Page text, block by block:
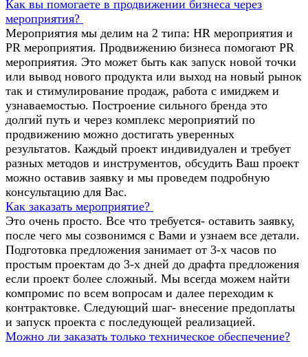
Как вы помогаете в продвижении бизнеса через
мероприятия?
Мероприятия мы делим на 2 типа: HR мероприятия и
PR мероприятия. Продвижению бизнеса помогают PR
мероприятия. Это может быть как запуск новой точки
или вывод нового продукта или выход на новый рынок
так и стимулирование продаж, работа с имиджем и
узнаваемостью. Построение сильного бренда это
долгий путь и через комплекс мероприятий по
продвижению можно достигать уверенных
результатов. Каждый проект индивидуален и требует
разных методов и инструментов, обсудить Ваш проект
можно оставив заявку и мы проведем подробную
консультацию для Вас.
Как заказать мероприятие?
Это очень просто. Все что требуется- оставить заявку,
после чего мы созвонимся с Вами и узнаем все детали.
Подготовка предложения занимает от 3-х часов по
простым проектам до 3-х дней до драфта предложения
если проект более сложный. Мы всегда можем найти
компромис по всем вопросам и далее переходим к
контрактовке. Следующий шаг- внесение предоплаты
и запуск проекта с последующей реализацией.
Можно ли заказать только техническое обеспечение?